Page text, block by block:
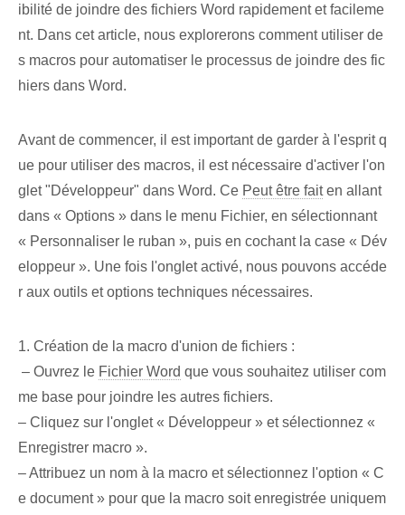
ibilité de joindre des fichiers Word rapidement et facileme
nt. ⁢Dans cet ⁤article, nous explorerons comment utiliser de
s macros pour automatiser le processus de ‌joindre‍ des fic
hiers dans Word.
Avant de commencer, il est important de garder à l'esprit q
ue pour utiliser des macros, il est nécessaire d'activer l'on
glet "Développeur" dans Word. Ce Peut être faiten allant
dans « Options » dans le menu Fichier, en sélectionnant
« Personnaliser le ruban », puis en cochant la case « Dév
eloppeur ». Une fois l'onglet activé, nous pouvons accéde
r aux outils et options techniques nécessaires.
1. Création de la macro d'union de fichiers :
⁢ – Ouvrez le‍ Fichier Word que vous souhaitez utiliser com
me base pour joindre les autres fichiers.
– Cliquez⁤ sur l'onglet « Développeur » et⁢ sélectionnez «
Enregistrer⁣ macro ».
– Attribuez un nom à la macro et sélectionnez l'option « C
e document » pour que la macro soit enregistrée uniquem